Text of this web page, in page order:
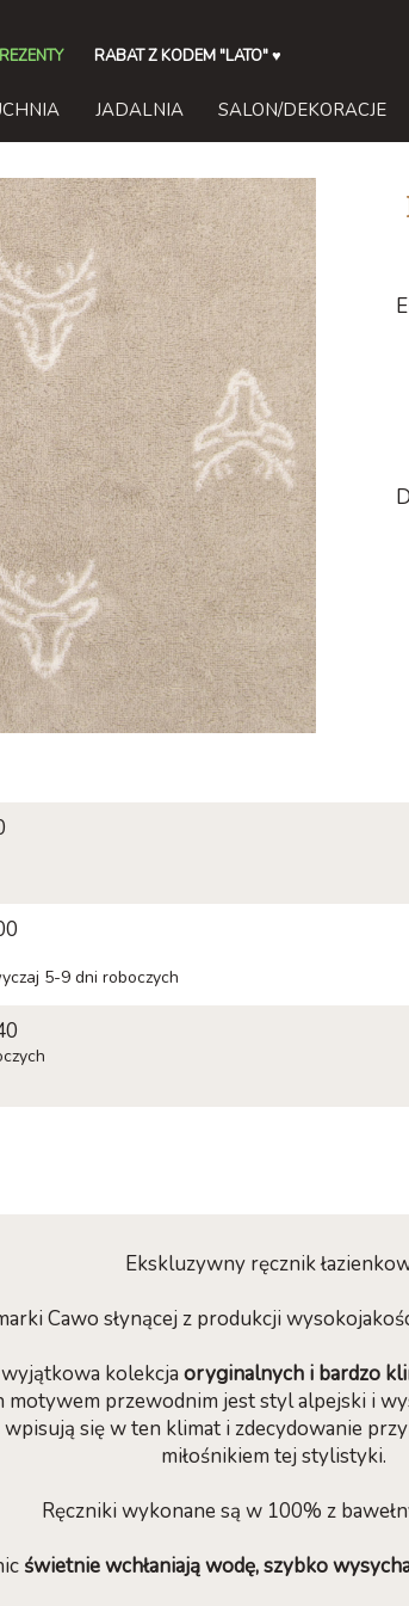
RABAT Z KODEM "LATO"♥
JADALNIA SALON/DEKORACJE
5-9 dni roboczych
Ekskluzywny ręcznik
Cawo słynącej z produkcji
kolekcjaoryginalnych i bardzo
przewodnim jest styl alpejski i
się w ten klimat i zdecydowanie
miłośnikiem tej stylistyki.
Ręczniki wykonane są w 100% z
świetnie wchłaniają wodę, szybko